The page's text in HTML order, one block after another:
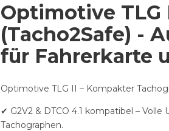
Optimotive TLG
(Tacho2Safe) -
für Fahrerkarte
Optimotive TLG II – Kompakter
✔ G2V2 & DTCO 4.1 kompatibel –
Tachographen.